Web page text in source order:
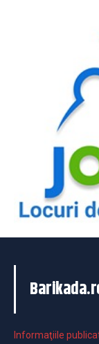
Informaţiile